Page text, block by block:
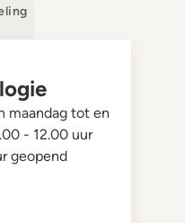
maandag tot en
- 12.00 uur
geopend